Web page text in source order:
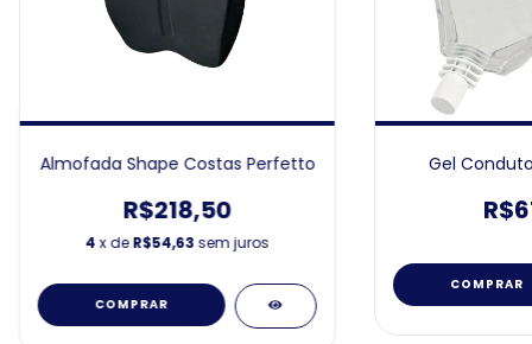
Almofada Shape Costas Perfetto
R$218,50
4 x deR$54,63 sem juros
COMPRAR
Gel
COMPRAR